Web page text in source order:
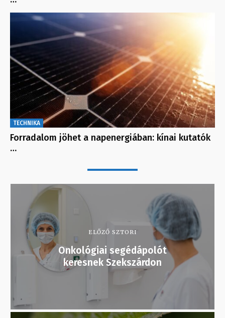
TECHNIKA
Forradalom jöhet a napenergiában: kínai kutatók
…
ELŐZŐ SZTORI
Onkológiai segédápolót
keresnek Szekszárdon